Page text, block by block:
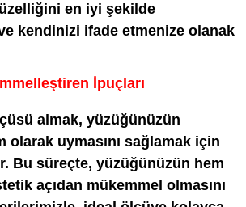
en iyi şekilde
kendinizi ifade etmenize olanak
İpuçları
almak, yüzüğünüzün
olarak uymasını sağlamak için
Bu süreçte, yüzüğünüzün hem
açıdan mükemmel olmasını